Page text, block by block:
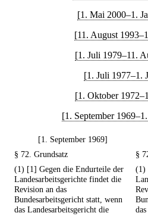
[1. Mai 2000–1.
[11. August
[1. Juli 1979–11.
[1. Juli 1977–1.
[1. Oktober
[1. September
[1. September 1969]
§ 72. Grundsatz
§
(1) [1] Gegen die Endurteile der
Landesarbeitsgerichte findet die
Revision an das
Bundesarbeitsgericht statt, wenn
das Landesarbeitsgericht die
(1)